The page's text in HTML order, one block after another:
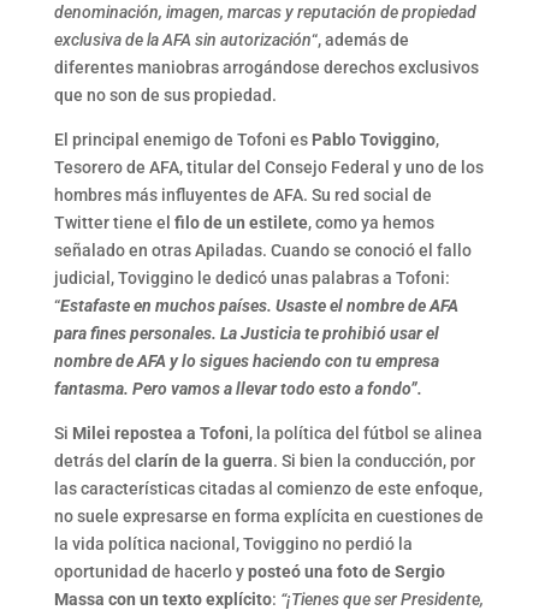
denominación, imagen, marcas y reputación de propiedad
exclusiva de la AFA sin autorización“, además de
diferentes maniobras arrogándose derechos exclusivos
que no son de sus propiedad.
El principal enemigo de Tofoni es Pablo Toviggino,
Tesorero de AFA, titular del Consejo Federal y uno de los
hombres más influyentes de AFA. Su red social de
Twitter tiene el filo de un estilete, como ya hemos
señalado en otras Apiladas. Cuando se conoció el fallo
judicial, Toviggino le dedicó unas palabras a Tofoni:
“Estafaste en muchos países. Usaste el nombre de AFA
para fines personales. La Justicia te prohibió usar el
nombre de AFA y lo sigues haciendo con tu empresa
fantasma. Pero vamos a llevar todo esto a fondo”.
Si Milei repostea a Tofoni, la política del fútbol se alinea
detrás del clarín de la guerra. Si bien la conducción, por
las características citadas al comienzo de este enfoque,
no suele expresarse en forma explícita en cuestiones de
la vida política nacional, Toviggino no perdió la
oportunidad de hacerlo yposteó una foto de Sergio
Massa con un texto explícito: “¡Tienes que ser Presidente,